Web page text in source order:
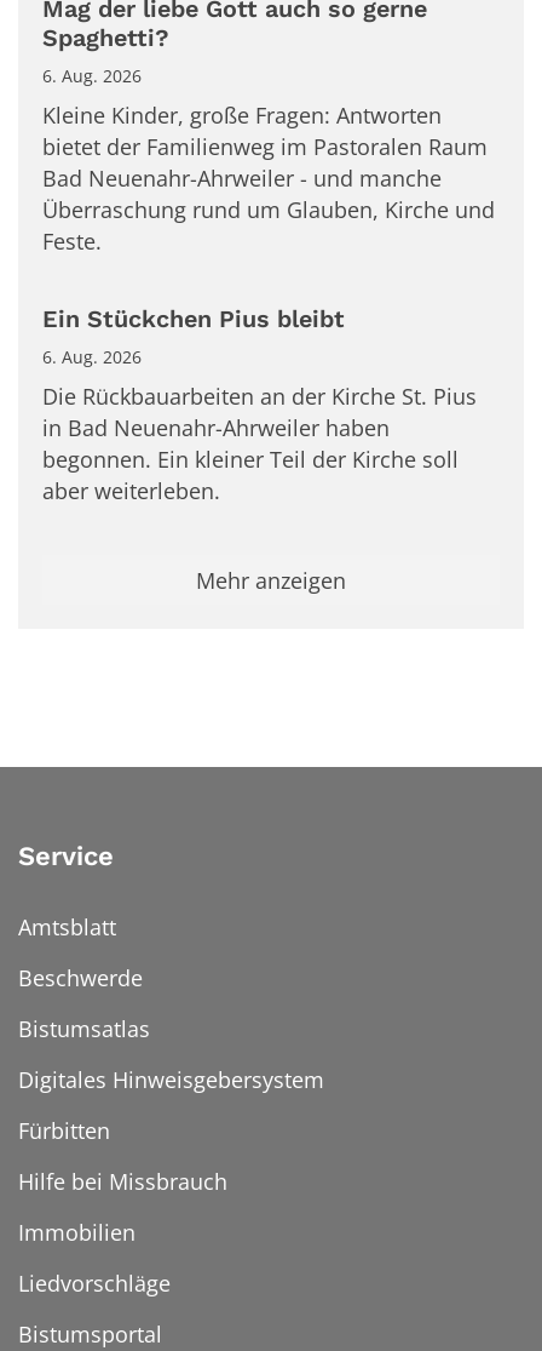
Mag der liebe Gott auch so gerne
Spaghetti?
6. Aug. 2026
Kleine Kinder, große Fragen: Antworten
bietet der Familienweg im Pastoralen Raum
Bad Neuenahr-Ahrweiler - und manche
Überraschung rund um Glauben, Kirche und
Feste.
Ein Stückchen Pius bleibt
6. Aug. 2026
Die Rückbauarbeiten an der Kirche St. Pius
in Bad Neuenahr-Ahrweiler haben
begonnen. Ein kleiner Teil der Kirche soll
aber weiterleben.
Mehr anzeigen
Service
Amtsblatt
Beschwerde
Bistumsatlas
Digitales Hinweisgebersystem
Fürbitten
Hilfe bei Missbrauch
Immobilien
Liedvorschläge
Bistumsportal